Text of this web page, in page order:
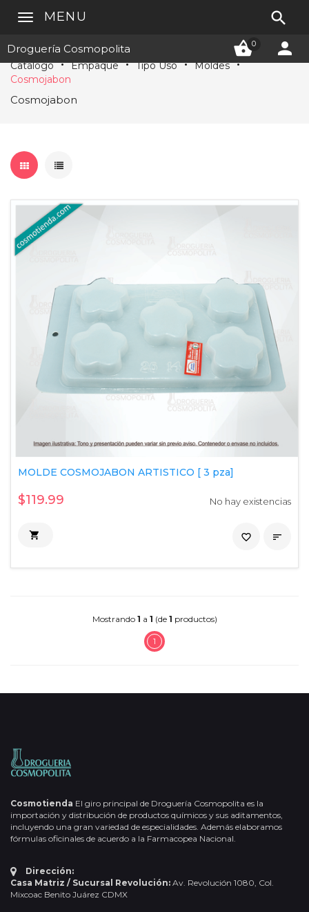
Droguería Cosmopolita 0 
MENU 
Catálogo Empaque Tipo Uso
Moldes
Cosmojabon
Cosmojabon
MOLDE COSMOJABON ARTISTICO [ 3 pza]
$119.99 No hay existencias
 
favorite_border
Mostrando 1 a 1 (de 1 productos)
1
Cosmotienda El giro principal de Droguería Cosmopolita es la
importación y distribución de productos químicos y sus aditamentos,
incluyendo una gran variedad de especialidades. Además elaboramos
fórmulas oficinales de acuerdo a la Farmacopea Nacional.
Dirección:
Casa Matriz / Sucursal Revolución: Av. Revolución 1080, Col.
Mixcoac Benito Juárez CDMX